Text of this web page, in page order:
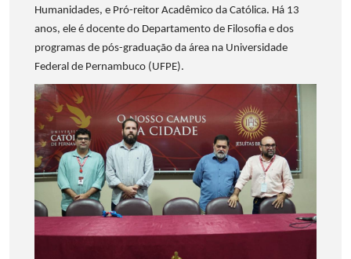
Humanidades, e Pró-reitor Acadêmico da Católica. Há 13
anos, ele é docente do Departamento de Filosofia e dos
programas de pós-graduação da área na Universidade
Federal de Pernambuco (UFPE).